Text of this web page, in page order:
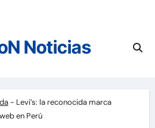
Noticias
- Levi’s: la reconocida marca
en Perú